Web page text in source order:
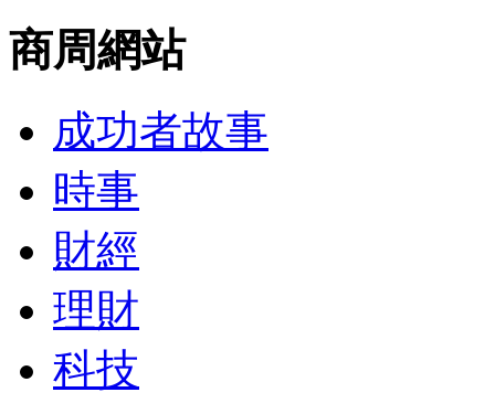
商周網站
成功者故事
時事
財經
理財
科技